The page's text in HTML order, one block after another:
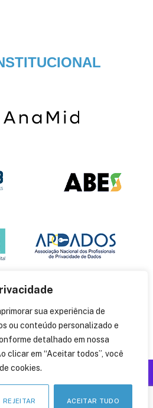
sua experiência de
ou conteúdo personalizado e
detalhado em nossa
clicar em “Aceitar todos”, você
cookies.
REJEITAR ACEITAR TUDO
os direitos reservados.